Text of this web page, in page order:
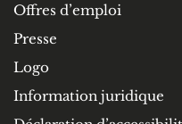
Offres d’emploi
Presse
Logo
Information juridique